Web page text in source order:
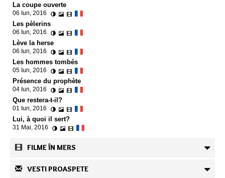
La coupe ouverte
06 Iun, 2016
Les pèlerins
06 Iun, 2016
Lève la herse
06 Iun, 2016
Les hommes tombés
05 Iun, 2016
Présence du prophète
04 Iun, 2016
Que restera-t-il?
01 Iun, 2016
Lui, à quoi il sert?
31 Mai, 2016
FILME ÎN MERS
VESTI PROASPETE